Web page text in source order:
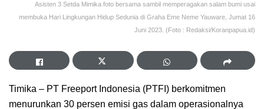
Asisten 3 Setda Mimika foto bersama sambil memperagakan salam bumi usai
membuka Hari Lingkungan Hidup Sedunia di Graha Eme Neme Yauware, Jumat 16
Juni 2023. (Foto : Redaksi/Koranpapua.id)
Timika – PT Freeport Indonesia (PTFI) berkomitmen
menurunkan 30 persen emisi gas dalam operasionalnya